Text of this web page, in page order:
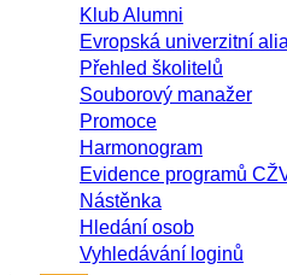
Klub Alumni
Evropská univerzitní
Přehled školitelů
Souborový manažer
Promoce
Harmonogram
Evidence programů
Nástěnka
Hledání osob
Vyhledávání loginů